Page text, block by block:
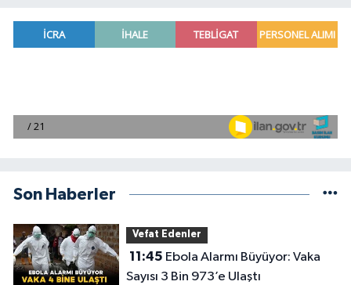
Son Haberler
Vefat Edenler
11:45
Sayısı 3 Bin 973’e Ulaştı